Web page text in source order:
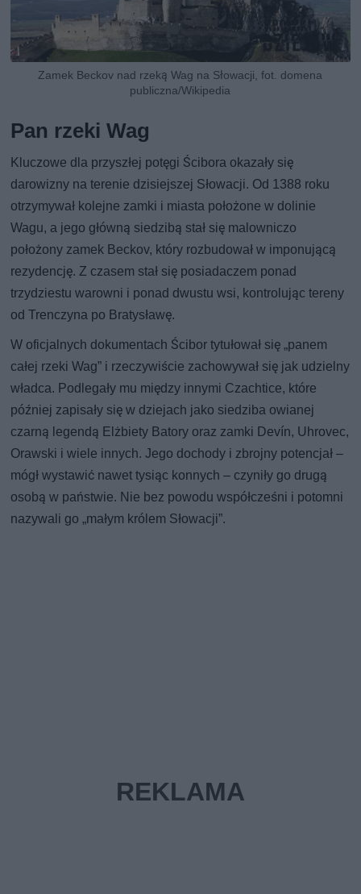
Zamek Beckov nad rzeką Wag na Słowacji, fot. domena
publiczna/Wikipedia
Pan rzeki Wag
Kluczowe dla przyszłej potęgi Ścibora okazały się
darowizny na terenie dzisiejszej Słowacji. Od 1388 roku
otrzymywał kolejne zamki i miasta położone w dolinie
Wagu, a jego główną siedzibą stał się malowniczo
położony zamek Beckov, który rozbudował w imponującą
rezydencję. Z czasem stał się posiadaczem ponad
trzydziestu warowni i ponad dwustu wsi, kontrolując tereny
od Trenczyna po Bratysławę.
W oficjalnych dokumentach Ścibor tytułował się „panem
całej rzeki Wag” i rzeczywiście zachowywał się jak udzielny
władca. Podlegały mu między innymi Czachtice, które
później zapisały się w dziejach jako siedziba owianej
czarną legendą Elżbiety Batory oraz zamki Devín, Uhrovec,
Orawski i wiele innych. Jego dochody i zbrojny potencjał –
mógł wystawić nawet tysiąc konnych – czyniły go drugą
osobą w państwie. Nie bez powodu współcześni i potomni
nazywali go „małym królem Słowacji”.